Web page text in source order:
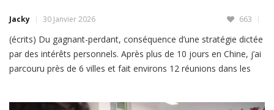
Jacky 30 Janvier 2026 663
(écrits) Du gagnant-perdant, conséquence d’une stratégie dictée
par des intérêts personnels. Après plus de 10 jours en Chine, j’ai
parcouru près de 6 villes et fait environs 12 réunions dans les